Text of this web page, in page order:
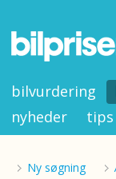
bilvurdering
nyheder
tips
Ny søgning